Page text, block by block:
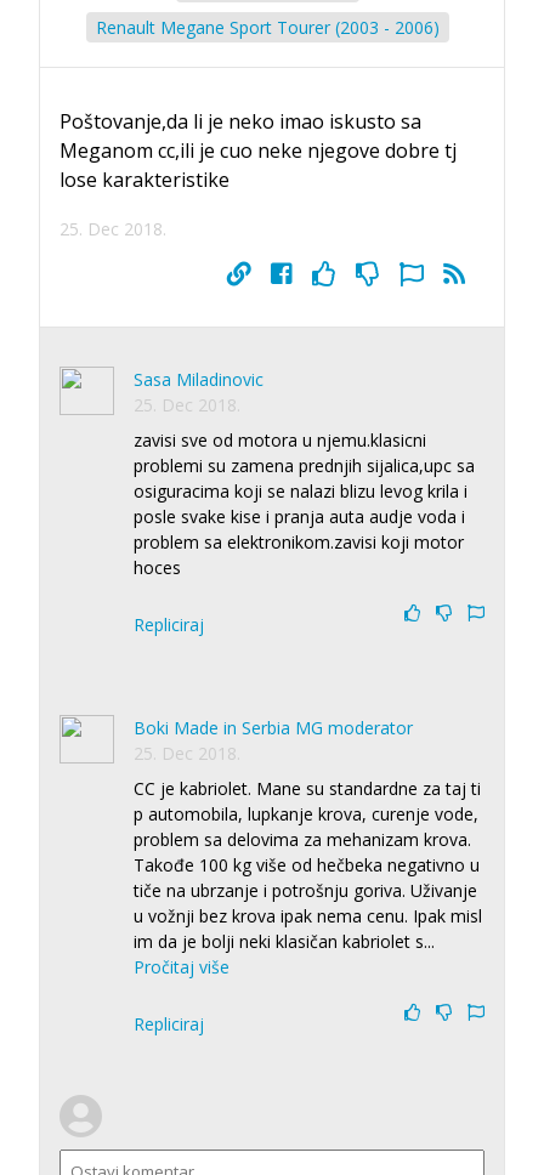
Renault Megane Sport Tourer (2003 - 2006)
Poštovanje,da li je neko imao iskusto sa
Meganom cc,ili je cuo neke njegove dobre tj
lose karakteristike
25. Dec 2018.
Sasa Miladinovic
25. Dec 2018.
zavisi sve od motora u njemu.klasicni
problemi su zamena prednjih sijalica,upc sa
osiguracima koji se nalazi blizu levog krila i
posle svake kise i pranja auta audje voda i
problem sa elektronikom.zavisi koji motor
hoces
Repliciraj
Boki Made in Serbia MG moderator
25. Dec 2018.
CC je kabriolet. Mane su standardne za taj ti
p automobila, lupkanje krova, curenje vode,
problem sa delovima za mehanizam krova.
Takođe 100 kg više od hečbeka negativno u
tiče na ubrzanje i potrošnju goriva. Uživanje
u vožnji bez krova ipak nema cenu. Ipak misl
im da je bolji neki klasičan kabriolet s...
Pročitaj više
Repliciraj